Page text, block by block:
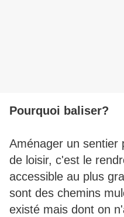
Pourquoi baliser?
Aménager un sentier
de loisir, c'est le
accessible au plus
sont des chemins
existé mais dont on